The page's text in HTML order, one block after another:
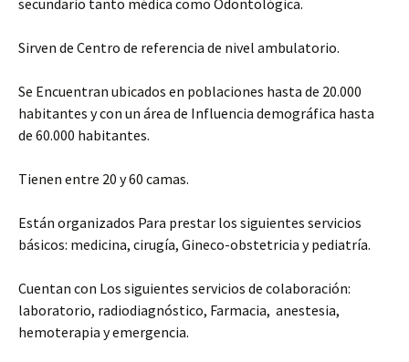
secundario tanto médica como Odontológica.
Sirven de Centro de referencia de nivel ambulatorio.
Se Encuentran ubicados en poblaciones hasta de 20.000
habitantes y con un área de Influencia demográfica hasta
de 60.000 habitantes.
Tienen entre 20 y 60 camas.
Están organizados Para prestar los siguientes servicios
básicos: medicina, cirugía, Gineco-obstetricia y pediatría.
Cuentan con Los siguientes servicios de colaboración:
laboratorio, radiodiagnóstico, Farmacia, anestesia,
hemoterapia y emergencia.